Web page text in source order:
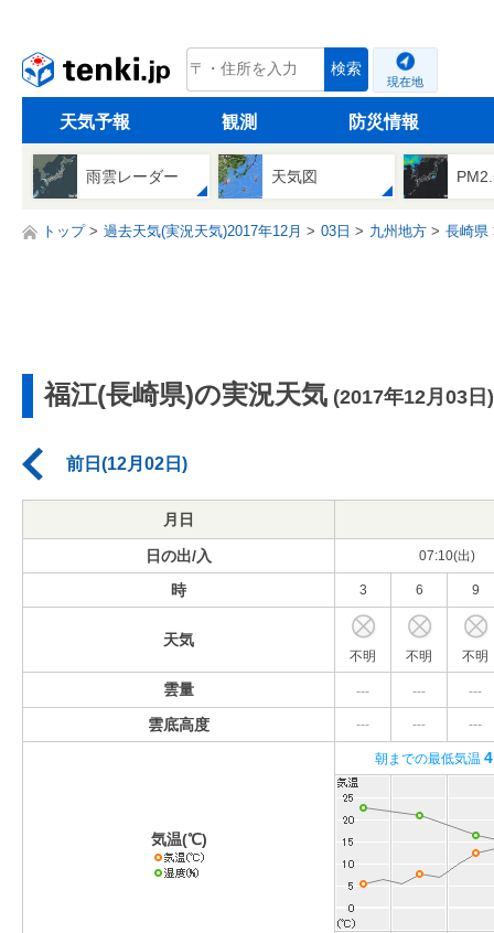
tenki.jp 検索
現在地
天気予報 観測 防災情報
雨雲レーダー 天気図
トップ 過去天気(実況天気)2017年12月 03日 九州地方 長崎県
福江(長崎県)の実況天気 (2017年12月03日)
前日(12月02日)
月日
日の出/入 07:10(出)
時 3 6 9
天気
不明 不明 不明
雲量 --- --- ---
雲底高度 --- --- ---
気温(℃)
朝までの最低気温